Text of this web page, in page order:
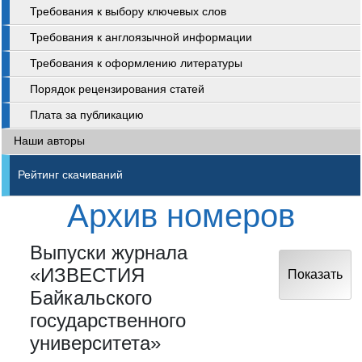
Требования к выбору ключевых слов
Требования к англоязычной информации
Требования к оформлению литературы
Порядок рецензирования статей
Плата за публикацию
Наши авторы
Рейтинг скачиваний
Архив номеров
Выпуски журнала
«ИЗВЕСТИЯ
Байкальского
государственного
университета»
Показать